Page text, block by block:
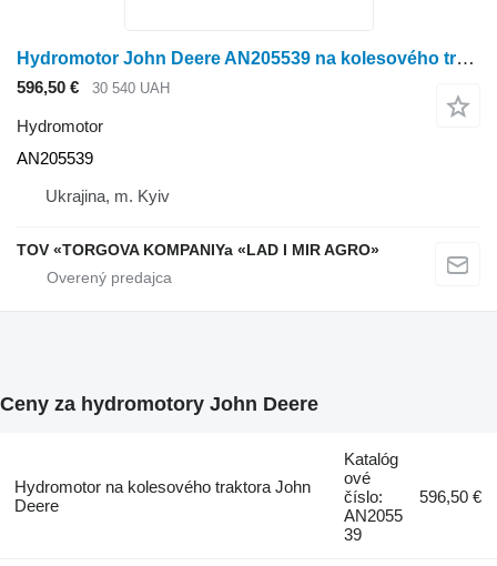
Hydromotor John Deere AN205539 na kolesového traktora John Deere
596,50 € 30 540 UAH
Hydromotor
AN205539
Ukrajina, m. Kyiv
TOV «TORGOVA KOMPANIYa «LAD I MIR AGRO»
Ceny za hydromotory John Deere
Hydromotor na kolesového traktora John
Deere
Katalóg
ové
číslo:
AN2055
39
596,50 €